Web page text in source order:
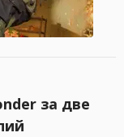
за две